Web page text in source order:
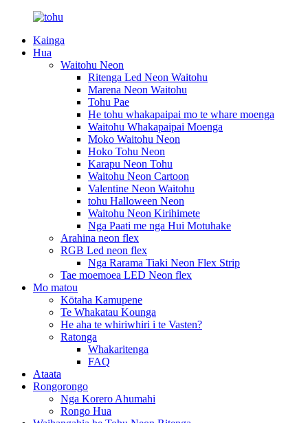
Kainga
Hua
Waitohu Neon
Ritenga Led Neon Waitohu
Marena Neon Waitohu
Tohu Pae
He tohu whakapaipai mo te whare moenga
Waitohu Whakapaipai Moenga
Moko Waitohu Neon
Hoko Tohu Neon
Karapu Neon Tohu
Waitohu Neon Cartoon
Valentine Neon Waitohu
tohu Halloween Neon
Waitohu Neon Kirihimete
Nga Paati me nga Hui Motuhake
Arahina neon flex
RGB Led neon flex
Nga Rarama Tiaki Neon Flex Strip
Tae moemoea LED Neon flex
Mo matou
Kōtaha Kamupene
Te Whakatau Kounga
He aha te whiriwhiri i te Vasten?
Ratonga
Whakaritenga
FAQ
Ataata
Rongorongo
Nga Korero Ahumahi
Rongo Hua